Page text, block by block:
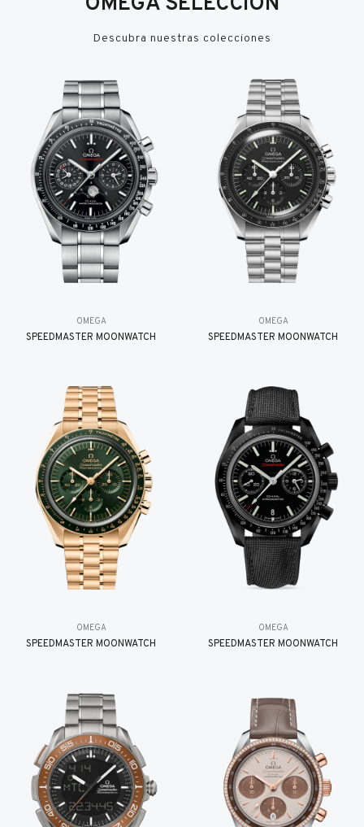
OMEGA SELECCIÓN
Descubra nuestras colecciones
OMEGA
SPEEDMASTER MOONWATCH
OMEGA
SPEEDMASTER MOONWATCH
OMEGA
SPEEDMASTER MOONWATCH
OMEGA
SPEEDMASTER MOONWATCH